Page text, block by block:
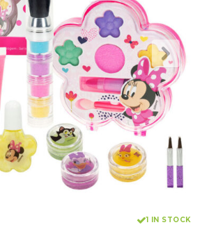
1 IN STOCK